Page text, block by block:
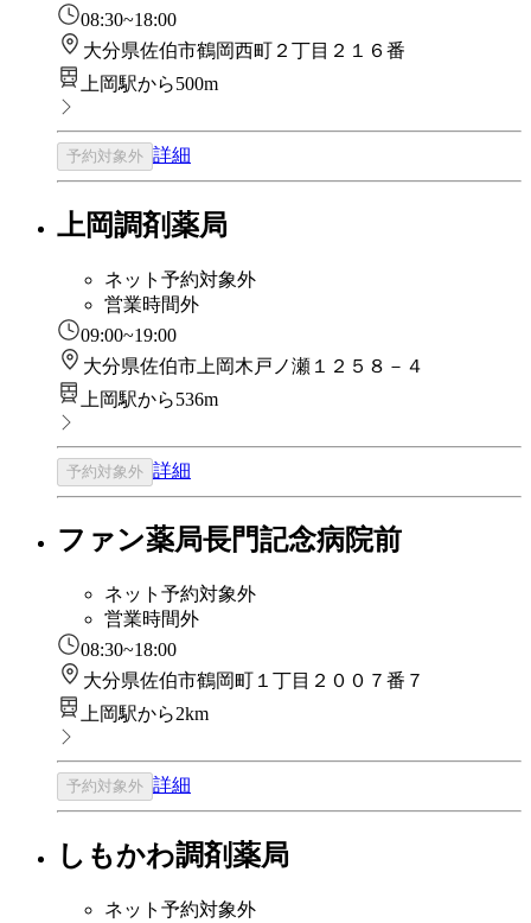
08:30~18:00
大分県佐伯市鶴岡西町２丁目２１６番
上岡駅から500m
予約対象外 詳細
上岡調剤薬局
ネット予約対象外
営業時間外
09:00~19:00
大分県佐伯市上岡木戸ノ瀬１２５８－４
上岡駅から536m
予約対象外 詳細
ファン薬局長門記念病院前
ネット予約対象外
営業時間外
08:30~18:00
大分県佐伯市鶴岡町１丁目２００７番７
上岡駅から2km
予約対象外 詳細
しもかわ調剤薬局
ネット予約対象外